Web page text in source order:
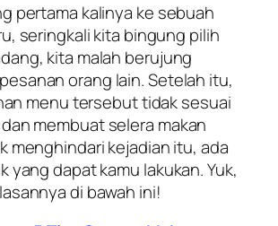
pertama kalinya ke sebuah
seringkali kita bingung pilih
kita malah berujung
orang lain. Setelah itu,
menu tersebut tidak sesuai
membuat selera makan
menghindari kejadian itu, ada
yang dapat kamu lakukan. Yuk,
di bawah ini!